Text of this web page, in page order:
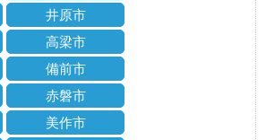
井原市
高梁市
備前市
赤磐市
美作市